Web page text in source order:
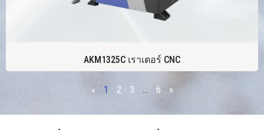
AKM1325C เราเตอร์ CNC
« 1 2 3 ... 6 »